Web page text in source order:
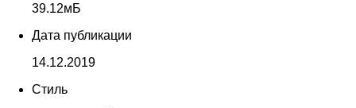
39.12мБ
Дата публикации
14.12.2019
Стиль